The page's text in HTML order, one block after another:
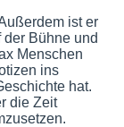
ist er
Bühne und
Menschen
ins
hat.
die Zeit